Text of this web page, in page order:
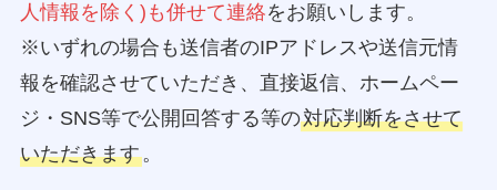
人情報を除く)も併せて連絡をお願いします。
※いずれの場合も送信者のIPアドレスや送信元情
報を確認させていただき、直接返信、ホームペー
ジ・SNS等で公開回答する等の対応判断をさせて
いただきます。